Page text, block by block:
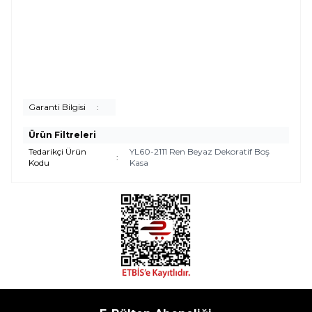
Garanti Bilgisi :
Ürün Filtreleri
Tedarikçi Ürün
Kodu
:
YL60-2111 Ren Beyaz Dekoratif Boş
Kasa